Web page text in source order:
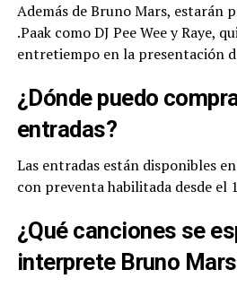
Además de Bruno Mars, estarán
.Paak como DJ Pee Wee y Raye,
entretiempo en la presentación
¿Dónde puedo
entradas?
Las entradas están disponibles
con preventa habilitada desde el
¿Qué canciones se
interprete Bruno